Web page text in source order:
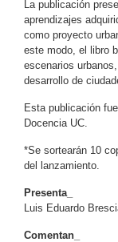
La publicación
aprendizajes
como proyecto
este modo, el libro
escenarios
desarrollo de
Esta publicación
Docencia UC.
*Se sortearán 10
del lanzamiento.
Presenta_
Luis Eduardo
Comentan_